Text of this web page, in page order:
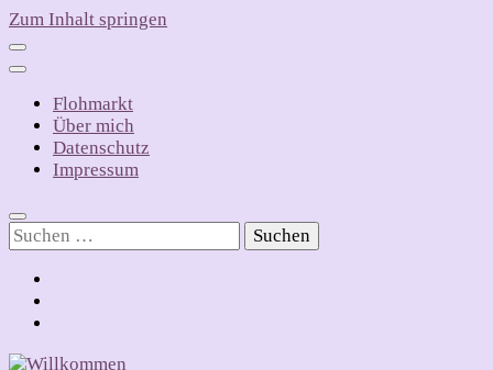
Zum Inhalt springen
Flohmarkt
Über mich
Datenschutz
Impressum
Suchen
nach: